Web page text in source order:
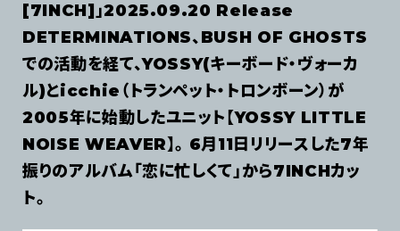
NEWS
NEW RELEASE
CONTACT
JOB
利用規約
プライバシーポリシー
[7INCH]」2025.09.20 Release
DETERMINATIONS、BUSH OF GHOSTS
での活動を経て、YOSSY(キーボード・ヴォーカ
ル)とicchie（トランペット・トロンボーン）が
2005年に始動したユニット【YOSSY LITTLE
NOISE WEAVER】。 6月11日リリースした7年
振りのアルバム「恋に忙しくて」から7INCHカッ
ト。